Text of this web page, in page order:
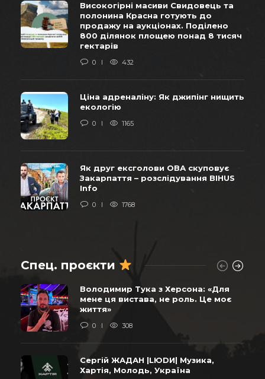
Високогірні масиви Свидовець та
полонина Красна готують до
продажу на аукціонах. Поділено
800 ділянок площею понад 8 тисяч
гектарів
0 432
Ціна адреналіну: Як джипінг нищить
екологію
0 1165
Як друг ексголови ОВА скуповує
Закарпаття – розслідування BIHUS
Info
0 1768
Спец. проєкти
Володимир Тука з Херсона: «Для
мене ця вистава, не роль. Це моє
життя»
0 308
Сергій ЖАДАН |LЮDИ| Музика,
Хартія, Молодь, Україна